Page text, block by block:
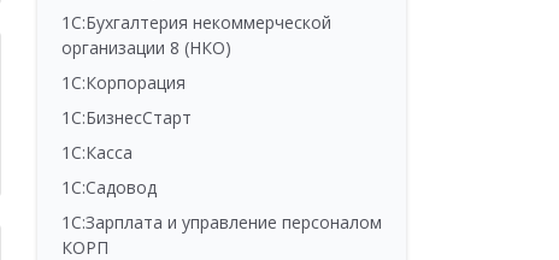
1С:Бухгалтерия некоммерческой
организации 8 (НКО)
1С:Корпорация
1С:БизнесСтарт
1С:Касса
1С:Садовод
1С:Зарплата и управление персоналом
КОРП